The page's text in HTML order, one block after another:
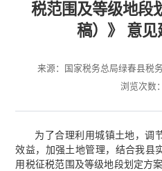
税范围及等级地段
稿）》 意见
来源：国家税务总局绿春县税
浏览次数：
为了合理利用城镇土地，调
效益，加强土地管理，结合我县
用税征税范围及等级地段划定方